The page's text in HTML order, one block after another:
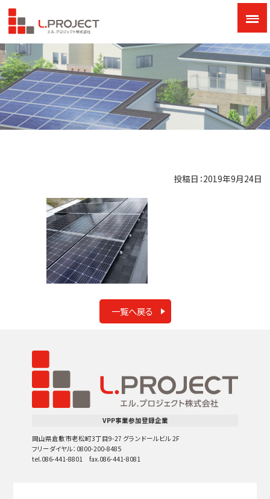
投稿日：2019年9月24日
一覧へ戻る
VPP事業参加登録企業
岡山県倉敷市老松町3丁目9-27 グランドールビル 2F
フリーダイヤル：0800-200-8485
tel.086-441-8801 fax.086-441-8081